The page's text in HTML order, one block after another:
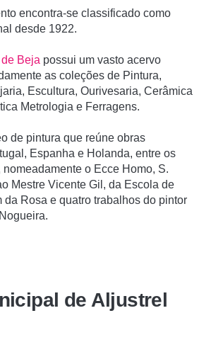
encontra-se classificado como
desde 1922.
Beja possui um vasto acervo
as coleções de Pintura,
Escultura, Ourivesaria, Cerâmica
Metrologia e Ferragens.
de pintura que reúne obras
Espanha e Holanda, entre os
o Ecce Homo, S.
Mestre Vicente Gil, da Escola de
da Rosa e quatro trabalhos do pintor
de Aljustrel